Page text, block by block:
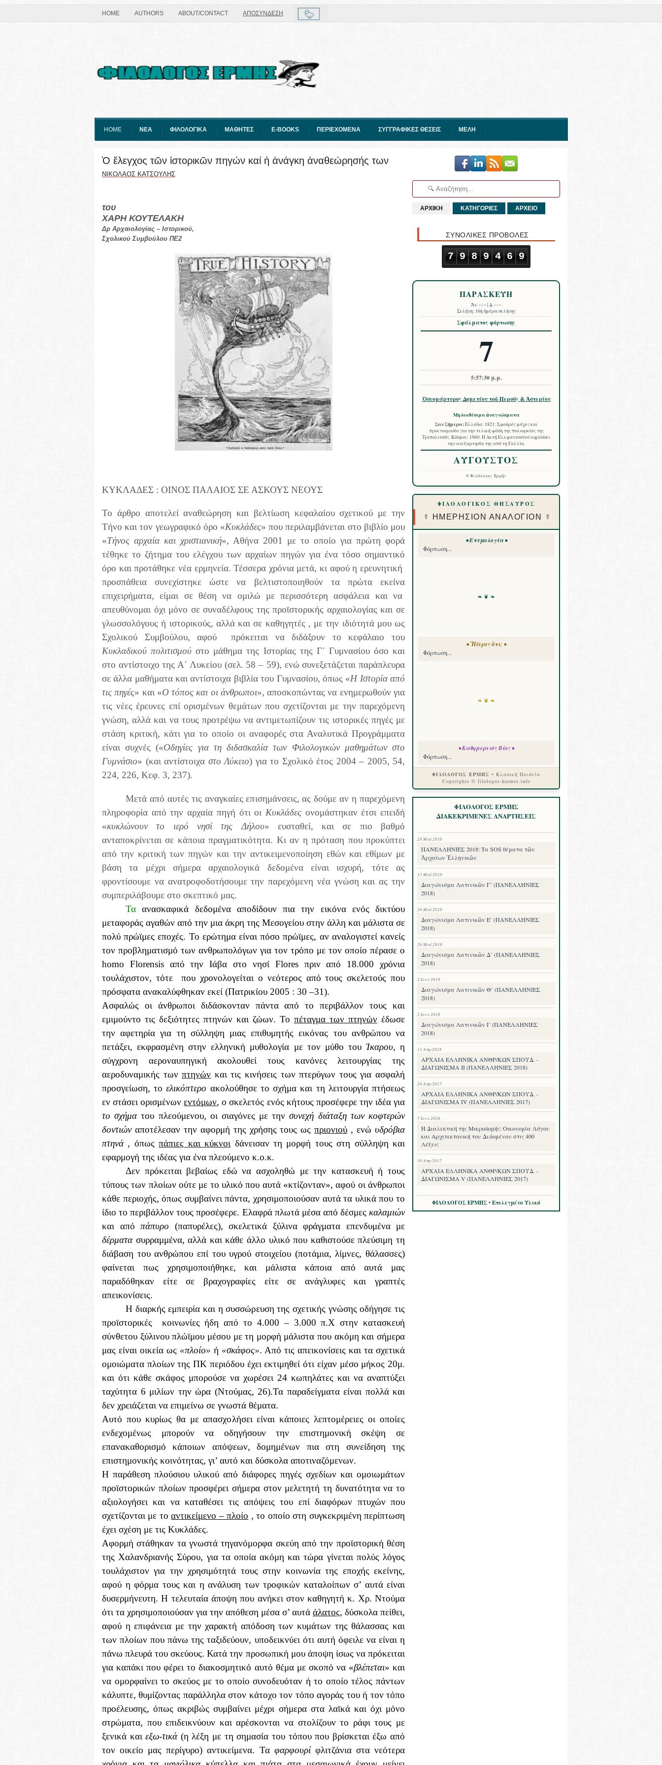
HOME AUTHORS ABOUT/CONTACT ΑΠΟΣΥΝΔΕΣΗ
HOME ΝΕΑ ΦΙΛΟΛΟΓΙΚΑ ΜΑΘΗΤΕΣ E-BOOKS ΠΕΡΙΕΧΟΜΕΝΑ ΣΥΓΓΡΑΦΙΚΕΣ ΘΕΣΕΙΣ ΜΕΛΗ
Ὁ ἔλεγχος τῶν ἱστορικῶν πηγών καί ἡ ἀνάγκη ἀναθεώρησής των
ΝΙΚΟΛΑΟΣ ΚΑΤΣΟΥΛΗΣ
του
ΧΑΡΗ ΚΟΥΤΕΛΑΚΗ
Δρ Αρχαιολογίας – Ιστορικού,
Σχολικού Συμβούλου ΠΕ2
ΚΥΚΛΑΔΕΣ : ΟΙΝΟΣ ΠΑΛΑΙΟΣ ΣΕ ΑΣΚΟΥΣ ΝΕΟΥΣ
Το άρθρο αποτελεί αναθεώρηση και βελτίωση κεφαλαίου σχετικού με την
Τήνο και τον γεωγραφικό όρο «Κυκλάδες» που περιλαμβάνεται στο βιβλίο μου
«Τήνος αρχαία και χριστιανική», Αθήνα 2001 με το οποίο για πρώτη φορά
τέθηκε το ζήτημα του ελέγχου των αρχαίων πηγών για ένα τόσο σημαντικό
όρο και προτάθηκε νέα ερμηνεία. Τέσσερα χρόνια μετά, κι αφού η ερευνητική
προσπάθεια συνεχίστηκε ώστε να βελτιστοποιηθούν τα πρώτα εκείνα
επιχειρήματα, είμαι σε θέση να ομιλώ με περισσότερη ασφάλεια και να
απευθύνομαι όχι μόνο σε συναδέλφους της προϊστορικής αρχαιολογίας και σε
γλωσσολόγους ή ιστορικούς, αλλά και σε καθηγητές , με την ιδιότητά μου ως
Σχολικού Συμβούλου, αφού
πρόκειται να διδάξουν το κεφάλαιο του
Κυκλαδικού πολιτισμού στο μάθημα της Ιστορίας της Γ΄ Γυμνασίου όσο και
στο αντίστοιχο της Α΄ Λυκείου (σελ. 58 – 59), ενώ συνεξετάζεται παράπλευρα
σε άλλα μαθήματα και αντίστοιχα βιβλία του Γυμνασίου, όπως «Η Ιστορία από
τις πηγές» και «Ο τόπος και οι άνθρωποι», αποσκοπώντας να ενημερωθούν για
τις νέες έρευνες επί ορισμένων θεμάτων που σχετίζονται με την παρεχόμενη
γνώση, αλλά και να τους προτρέψω να αντιμετωπίζουν τις ιστορικές πηγές με
στάση κριτική, κάτι για το οποίο οι αναφορές στα Αναλυτικά Προγράμματα
είναι συχνές («Οδηγίες για τη διδασκαλία των Φιλολογικών μαθημάτων στο
Γυμνάσιο» (και αντίστοιχα στο Λύκειο) για το Σχολικό έτος 2004 – 2005, 54,
224, 226, Κεφ. 3, 237).
Μετά από αυτές τις αναγκαίες επισημάνσεις, ας δούμε αν η παρεχόμενη
πληροφορία από την αρχαία πηγή ότι οι Κυκλάδες ονομάστηκαν έτσι επειδή
«κυκλώνουν το ιερό νησί της Δήλου» ευσταθεί, και σε πιο βαθμό
ανταποκρίνεται σε κάποια πραγματικότητα. Κι αν η πρόταση που προκύπτει
από την κριτική των πηγών και την αντικειμενοποίηση εθών και εθίμων με
βάση τα μέχρι σήμερα αρχαιολογικά δεδομένα είναι ισχυρή, τότε ας
φροντίσουμε να ανατροφοδοτήσουμε την παρεχόμενη νέα γνώση και ας την
συμπεριλάβουμε στο σκεπτικό μας.
Ταανασκαφικά δεδομένα αποδίδουν πια την εικόνα ενός δικτύου
μεταφοράς αγαθών από την μια άκρη της Μεσογείου στην άλλη και μάλιστα σε
πολύ πρώϊμες εποχές. Το ερώτημα είναι πόσο πρώϊμες, αν αναλογιστεί κανείς
τον προβληματισμό των ανθρωπολόγων για τον τρόπο με τον οποίο πέρασε ο
homo
Florensisαπό την Ιάβα στο νησί Floresπριν από 18.000 χρόνια
τουλάχιστον, τότε
που χρονολογείται ο νεότερος από τους σκελετούς που
πρόσφατα ανακαλύφθηκαν εκεί (Πατρικίου 2005 : 30 –31).
Ασφαλώς οι άνθρωποι διδάσκονταν πάντα από το περιβάλλον τους και
εμιμούντο τις δεξιότητες πτηνών και ζώων. Το πέταγμα των πτηνών έδωσε
την αφετηρία για τη σύλληψη μιας επιθυμητής εικόνας του ανθρώπου να
πετάξει, εκφρασμένη στην ελληνική μυθολογία με τον μύθο του Ίκαρου, η
σύγχρονη αεροναυπηγική ακολουθεί τους κανόνες λειτουργίας της
αεροδυναμικής τωνπτηνών και τις κινήσεις των πτερύγων τους για ασφαλή
προσγείωση, τοελικόπτερο ακολούθησε το σχήμα και τη λειτουργία πτήσεως
εν στάσει ορισμένωνεντόμων, ο σκελετός ενός κήτους προσέφερε την ιδέα για
το σχήματου πλεούμενου, οι σιαγόνες με τηνσυνεχή διάταξη των κοφτερών
δοντιώναποτέλεσαν την αφορμή της χρήσης τους ωςπριονιού , ενώυδρόβια
πτηνά, όπωςπάπιες και κύκνοι δάνεισαν τη μορφή τους στη σύλληψη και
εφαρμογή της ιδέας για ένα πλεούμενο κ.ο.κ.
Δεν πρόκειται βεβαίως εδώ να ασχοληθώ με την κατασκευή ή τους
τύπους των πλοίων ούτε με το υλικό που αυτά «κτίζονταν», αφού οι άνθρωποι
κάθε περιοχής, όπως συμβαίνει πάντα, χρησιμοποιούσαν αυτά τα υλικά που το
ίδιο το περιβάλλον τους προσέφερε. Ελαφρά πλωτά μέσα από δέσμες καλαμιών
και από πάπυρο (παπυρέλες), σκελετικά ξύλινα φράγματα επενδυμένα με
δέρματασυρραμμένα, αλλά και κάθε άλλο υλικό που καθιστούσε πλεύσιμη τη
διάβαση του ανθρώπου επί του υγρού στοιχείου (ποτάμια, λίμνες, θάλασσες)
φαίνεται πως χρησιμοποιήθηκε, και μάλιστα κάποια από αυτά μας
παραδόθηκαν είτε σε βραχογραφίες είτε σε ανάγλυφες και γραπτές
απεικονίσεις.
Η διαρκής εμπειρία και η συσσώρευση της σχετικής γνώσης οδήγησε τις
προϊστορικές
κοινωνίες ήδη από το 4.000 – 3.000 π.Χ στην κατασκευή
σύνθετου ξύλινου πλώϊμου μέσου με τη μορφή μάλιστα που ακόμη και σήμερα
μας είναι οικεία ως «πλοίο» ή «σκάφος». Από τις απεικονίσεις και τα σχετικά
ομοιώματα πλοίων της ΠΚ περιόδου έχει εκτιμηθεί ότι είχαν μέσο μήκος 20μ.
και ότι κάθε σκάφος μπορούσε να χωρέσει 24 κωπηλάτες και να αναπτύξει
ταχύτητα 6 μιλίων την ώρα (Ντούμας, 26).Τα παραδείγματα είναι πολλά και
δεν χρειάζεται να επιμείνω σε γνωστά θέματα.
Αυτό που κυρίως θα με απασχολήσει είναι κάποιες λεπτομέρειες οι οποίες
ενδεχομένως μπορούν να οδηγήσουν την επιστημονική σκέψη σε
επανακαθορισμό κάποιων απόψεων, δομημένων πια στη συνείδηση της
επιστημονικής κοινότητας, γι’ αυτό και δύσκολα αποτιναζόμενων.
Η παράθεση πλούσιου υλικού από διάφορες πηγές σχεδίων και ομοιωμάτων
προϊστορικών πλοίων προσφέρει σήμερα στον μελετητή τη δυνατότητα να το
αξιολογήσει και να καταθέσει τις απόψεις του επί διαφόρων πτυχών που
σχετίζονται με τοαντικείμενο – πλοίο , το οποίο στη συγκεκριμένη περίπτωση
έχει σχέση με τις Κυκλάδες.
Αφορμή στάθηκαν τα γνωστά τηγανόμορφα σκεύη από την προϊστορική θέση
της Χαλανδριανής Σύρου, για τα οποία ακόμη και τώρα γίνεται πολύς λόγος
τουλάχιστον για την χρησιμότητά τους στην κοινωνία της εποχής εκείνης,
αφού η φόρμα τους και η ανάλυση των τροφικών καταλοίπων σ’ αυτά είναι
δυσερμήνευτη. Η τελευταία άποψη που ανήκει στον καθηγητή κ. Χρ. Ντούμα
ότι τα χρησιμοποιούσαν για την απόθεση μέσα σ’ αυτά άλατος, δύσκολα πείθει,
αφού η επιφάνεια με την χαρακτή απόδοση των κυμάτων της θάλασσας και
των πλοίων που πάνω της ταξιδεύουν, υποδεικνύει ότι αυτή όφειλε να είναι η
πάνω πλευρά του σκεύους. Κατά την προσωπική μου άποψη ίσως να πρόκειται
για καπάκι που φέρει το διακοσμητικό αυτό θέμα με σκοπό να «βλέπεται» και
να ομορφαίνει το σκεύος με το οποίο συνοδευόταν ή το οποίο τέλος πάντων
κάλυπτε, θυμίζοντας παράλληλα στον κάτοχο τον τόπο αγοράς του ή τον τόπο
προέλευσης, όπως ακριβώς συμβαίνει μέχρι σήμερα στα λαϊκά και όχι μόνο
στρώματα, που επιδεικνύουν και αρέσκονται να στολίζουν το ράφι τους με
ξενικά καιεξω-τικά(η λέξη με τη σημασία του τόπου που βρίσκεται έξω από
τον οικείο μας περίγυρο) αντικείμενα. Τα φαρφουρίφλιτζάνια στα νεότερα
ΑΡΧΙΚΗ ΚΑΤΗΓΟΡΙΕΣ ΑΡΧΕΙΟ
ΣΥΝΟΛΙΚΕΣ ΠΡΟΒΟΛΕΣ
7 9 8 9 4 6 9
ΠΑΡΑΣΚΕΥΗ
Ἀν.--:--| Δ.--:--
Σελήνη: 16ὴ ἡμέρα σελήνης
Σφάλματος φόρτωσης
7
5:57:31 μ.μ.
Ὁσιομάρτυρος Δομετίου τοῦ Περσός & Ἀστερίου
Μη διαθέσιμα ἀναγνώσματα
Σαν Σήμερα:Ελλάδα: 1821: Σφοδρές μάχες και
προετοιμασία για την τελική φάση της πολιορκίας της
Τριπολιτσάς. Κόσμος: 1960: Η Ακτή Ελεφαντοστού κηρύσσει
την ανεξαρτησία της από τη Γαλλία.
ΑΥΓΟΥΣΤΟΣ
© Φιλόλογος Ἑρμῆς
ΦΙΛΟΛΟΓΙΚΟΣ ΘΗΣΑΥΡΟΣ
☿ ΗΜΕΡΗΣΙΟΝ ΑΝΑΛΟΓΙΟΝ ☿
• Ετυμολογία •
Φόρτωση...
❧ ❦ ❧
• Ἤξερες ὅτι; •
Φόρτωση...
❧ ❦ ❧
• Καθημερινός Βίος •
Φόρτωση...
ΦΙΛΟΛΟΓΟΣ ΕΡΜΗΣ • Κλασική Παιδεία
Copyrights © filologos-hermes.info
ΦΙΛΟΛΟΓΟΣ ΕΡΜΗΣ
ΔΙΑΚΕΚΡΙΜΕΝΕΣ ΑΝΑΡΤΗΣΕΙΣ
28 Μαΐ 2018
ΠΑΝΕΛΛΗΝΙΕΣ 2018: Τα SOS θέματα τῶν
Ἀρχαίων Ἑλληνικῶν
13 Μαΐ 2018
Διαγώνισμα Λατινικῶν Γ’ (ΠΑΝΕΛΛΗΝΙΕΣ
2018)
26 Μαΐ 2018
Διαγώνισμα Λατινικῶν Ε’ (ΠΑΝΕΛΛΗΝΙΕΣ
2018)
26 Μαΐ 2018
Διαγώνισμα Λατινικῶν Δ’ (ΠΑΝΕΛΛΗΝΙΕΣ
2018)
2 Ιουν 2018
Διαγώνισμα Λατινικῶν Θ’ (ΠΑΝΕΛΛΗΝΙΕΣ
2018)
2 Ιουν 2018
Διαγώνισμα Λατινικῶν Ι’ (ΠΑΝΕΛΛΗΝΙΕΣ
2018)
11 Απρ 2018
ΑΡΧΑΙΑ ΕΛΛΗΝΙΚΑ ΑΝΘΡ/ΚΩΝ ΣΠΟΥΔ. -
ΔΙΑΓΩΝΙΣΜΑ II (ΠΑΝΕΛΛΗΝΙΕΣ 2018)
20 Απρ 2017
ΑΡΧΑΙΑ ΕΛΛΗΝΙΚΑ ΑΝΘΡ/ΚΩΝ ΣΠΟΥΔ. -
ΔΙΑΓΩΝΙΣΜΑ IV (ΠΑΝΕΛΛΗΝΙΕΣ 2017)
7 Ιουν 2026
Η Διαλεκτική της Μικροδομής: Οικονομία Λόγου
και Αρχιτεκτονική του Δεδομένου στις 400
Λέξεις
30 Απρ 2017
ΑΡΧΑΙΑ ΕΛΛΗΝΙΚΑ ΑΝΘΡ/ΚΩΝ ΣΠΟΥΔ. -
ΔΙΑΓΩΝΙΣΜΑ V (ΠΑΝΕΛΛΗΝΙΕΣ 2017)
ΦΙΛΟΛΟΓΟΣ ΕΡΜΗΣ • Επιλεγμένο Υλικό